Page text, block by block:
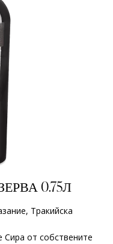
0.75Л
Тракийска
Сира от собствените